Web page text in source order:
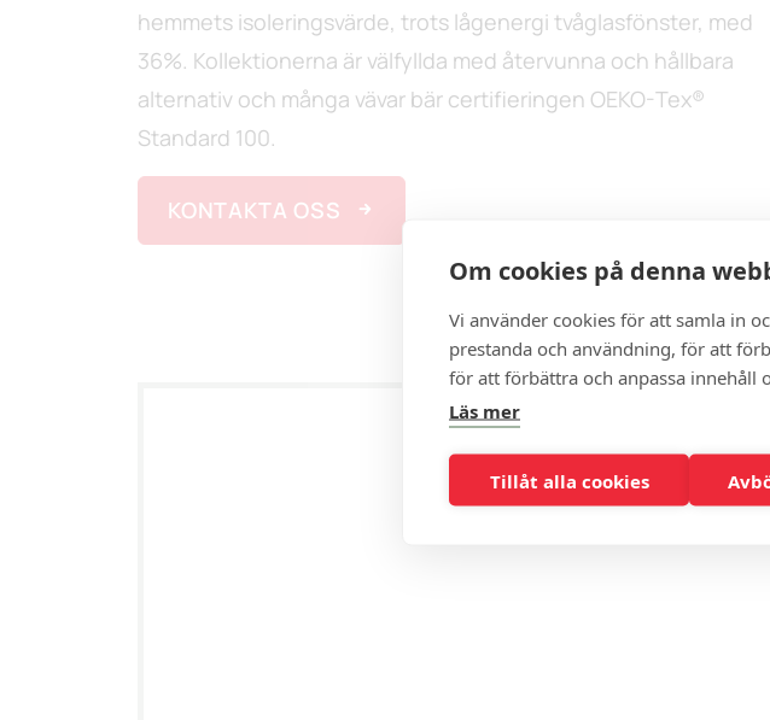
Om cookies på denna
Vi använder cookies för att samla in
prestanda och användning, för att
för att förbättra och anpassa innehåll
Läs mer
Tillåt alla cookies
hemmets isoleringsvärde, trots lågenergi tvåglasfönster, med
36%. Kollektionerna är välfyllda med återvunna och hållbara
alternativ och många vävar bär certifieringen OEKO-Tex®
Standard 100.
KONTAKTA OSS